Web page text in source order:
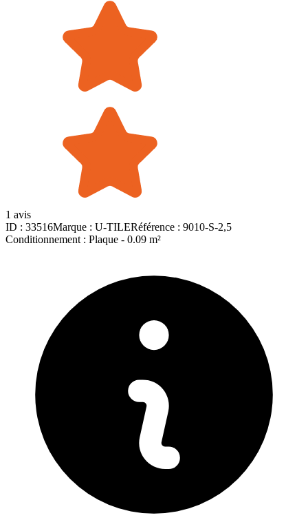
1 avis
ID : 33516Marque : U-TILERéférence : 9010-S-2,5
Conditionnement : Plaque - 0.09 m²